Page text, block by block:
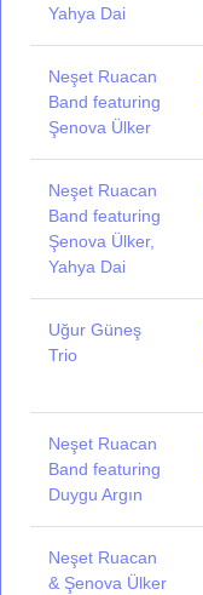
Yahya Dai
Neşet Ruacan
Band featuring
Şenova Ülker
Neşet Ruacan
Band featuring
Şenova Ülker,
Yahya Dai
Uğur Güneş
Trio
Neşet Ruacan
Band featuring
Duygu Argın
Neşet Ruacan
& Şenova Ülker